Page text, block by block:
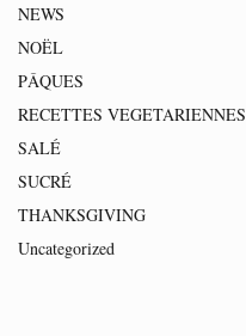
NEWS
NOËL
PÂQUES
RECETTES VEGETARIENNES
SALÉ
SUCRÉ
THANKSGIVING
Uncategorized